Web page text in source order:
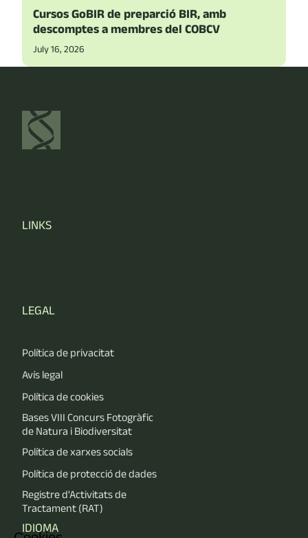
Cursos GoBIR de preparció BIR, amb
descomptes a membres del COBCV
July 16, 2026
LINKS
LEGAL
Política de privacitat
Avís legal
Política de cookies
Bases VIII Concurs Fotogràfic
de Natura i Biodiversitat
Política de xarxes socials
Política de protecció de dades
Registre d'Activitats de
Tractament (RAT)
IDIOMA